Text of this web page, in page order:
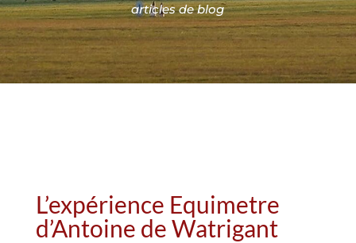
articles de blog
L’expérience Equimetre
d’Antoine de Watrigant